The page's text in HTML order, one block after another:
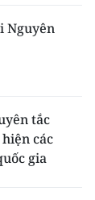
Nguyên
tắc
các
gia